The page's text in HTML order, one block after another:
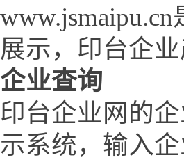
展示，印台企
企业查询
印台企业网的
示系统，输入